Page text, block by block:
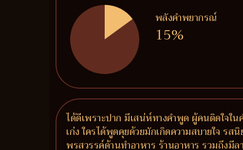
พลังคำพยากรณ์
15%
ได้ดีเพราะปาก มีเสน่ห์ทางคำพูด ผู้คนติดใจใ
เก่ง ใครได้พูดคุยด้วยมักเกิดความสบายใจ ร
พรสวรรค์ด้านทำอาหาร ร้านอาหาร รวมถึง